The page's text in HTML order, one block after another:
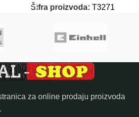
Šifra proizvoda: T3271
za online prodaju proizvoda